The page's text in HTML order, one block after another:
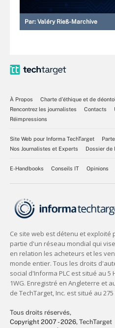
Par: Valéry Rieß-Marchive
À Propos
Charte d’éthique et de
Rencontrez les journalistes
Contacts
Réimpressions
Site Web pour Informa TechTarget
Nos Journalistes et Experts
Dossier de
E-Handbooks Conseils IT Opinions
Tous droits réservés,
Copyright 2007 - 2026, TechTarget